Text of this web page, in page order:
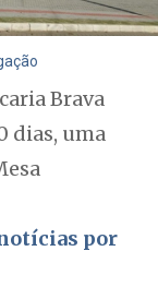
Brava
dias, uma
por